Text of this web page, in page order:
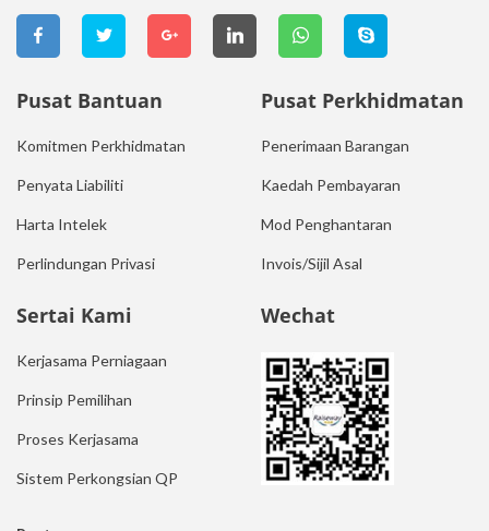
Pusat Bantuan
Komitmen Perkhidmatan
Penyata Liabiliti
Harta Intelek
Perlindungan Privasi
Pusat Perkhidmatan
Penerimaan Barangan
Kaedah Pembayaran
Mod Penghantaran
Invois/Sijil Asal
Sertai Kami
Kerjasama Perniagaan
Prinsip Pemilihan
Proses Kerjasama
Sistem Perkongsian QP
Wechat